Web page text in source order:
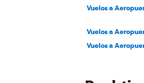
Vuelos a
Vuelos a
Vuelos a